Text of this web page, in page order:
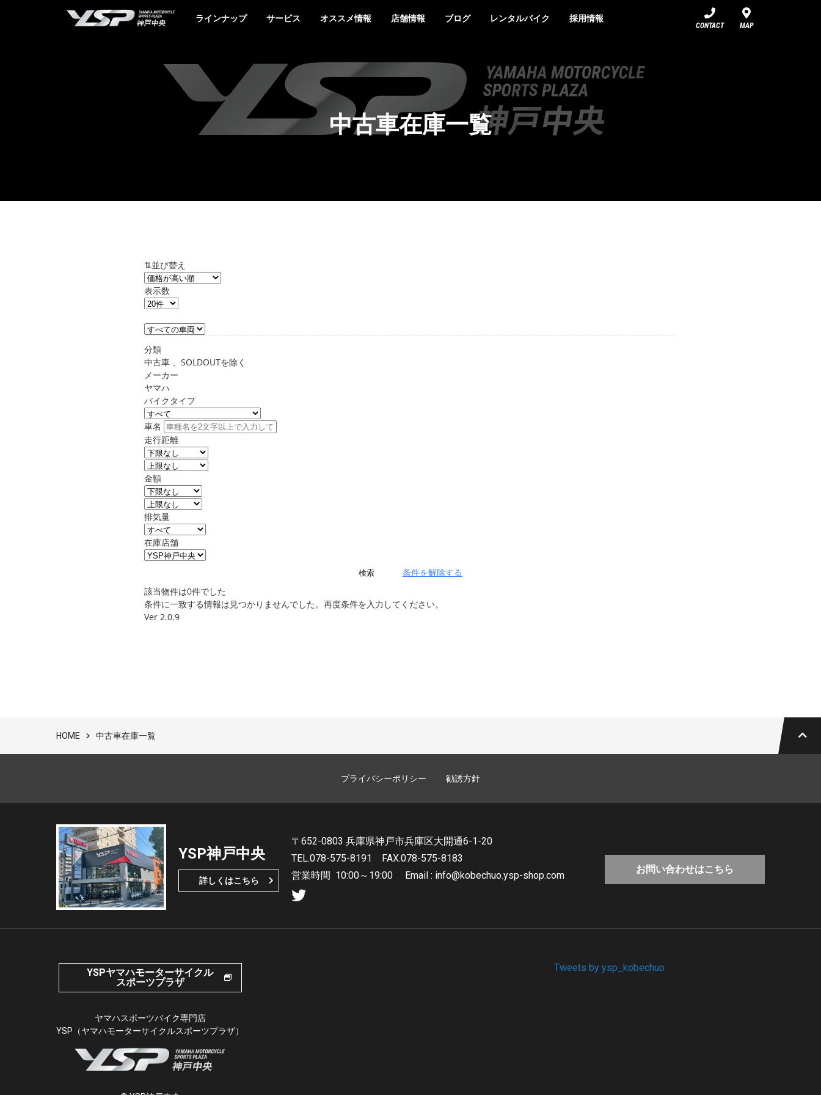
YSP神戸中央
ラインナップ サービス オススメ情報 店舗情報 ブログ レンタルバイク 採用情報
CONTACT MAP
中古車在庫一覧
⇅並び替え
表示数
分類
中古車 、SOLDOUTを除く
メーカー
ヤマハ
バイクタイプ
車名
走行距離
金額
排気量
在庫店舗
検索
条件を解除する
該当物件は0件でした
条件に一致する情報は見つかりませんでした。再度条件を入力してください。
Ver 2.0.9
HOME 中古車在庫一覧
プライバシーポリシー 勧誘方針
YSP神戸中央
詳しくはこちら
〒652-0803 兵庫県神戸市兵庫区大開通6-1-20
TEL.078-575-8191
FAX.078-575-8183
営業時間 10:00～19:00 Email : info@kobechuo.ysp-shop.com
お問い合わせはこちら
YSPヤマハモーターサイクル
スポーツプラザ
ヤマハスポーツバイク専門店
YSP（ヤマハモーターサイクルスポーツプラザ）
Tweets by ysp_kobechuo